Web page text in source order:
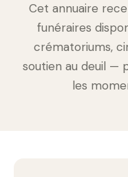
Cet annuaire
funéraires
crématoriums,
soutien au deuil —
les